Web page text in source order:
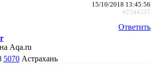
15/10/2018 13:45:56
#2544337
Ответить
Aqa.ru
5070 Астрахань